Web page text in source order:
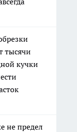
тысячи
кучки
не предел